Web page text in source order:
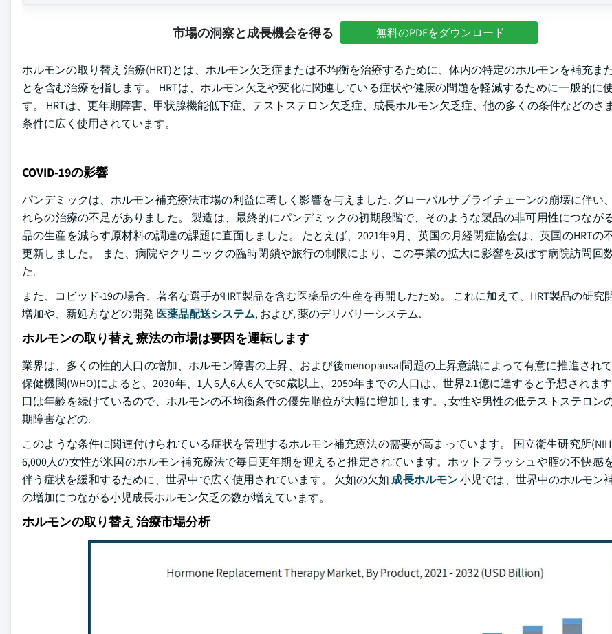
市場の洞察と成長機会を得る 無料のPDFをダウンロード
ホルモンの取り替え 治療(HRT)とは、ホルモン欠乏症または不均衡を治療するために、体内の特定のホルモンを補充ま
とを含む治療を指します。 HRTは、ホルモン欠乏や変化に関連している症状や健康の問題を軽減するために一般的に
す。 HRTは、更年期障害、甲状腺機能低下症、テストステロン欠乏症、成長ホルモン欠乏症、他の多くの条件などのさ
条件に広く使用されています。
COVID-19の影響
パンデミックは、ホルモン補充療法市場の利益に著しく影響を与えました. グローバルサプライチェーンの崩壊に伴い
れらの治療の不足がありました。 製造は、最終的にパンデミックの初期段階で、そのような製品の非可用性につなが
品の生産を減らす原材料の調達の課題に直面しました。 たとえば、2021年9月、英国の月経閉症協会は、英国のHRTの
更新しました。 また、病院やクリニックの臨時閉鎖や旅行の制限により、この事業の拡大に影響を及ぼす病院訪問回
た。
また、コビッド-19の場合、著名な選手がHRT製品を含む医薬品の生産を再開したため。 これに加えて、HRT製品の研究
増加や、新処方などの開発 医薬品配送システム, および, 薬のデリバリーシステム.
ホルモンの取り替え 療法の市場は要因を運転します
業界は、多くの性的人口の増加、ホルモン障害の上昇、および後menopausal問題の上昇意識によって有意に推進され
保健機関(WHO)によると、2030年、1人6人6人6人で60歳以上、2050年までの人口は、世界2.1億に達すると予想されま
口は年齢を続けているので、ホルモンの不均衡条件の優先順位が大幅に増加します。, 女性や男性の低テストステロン
期障害などの.
このような条件に関連付けられている症状を管理するホルモン補充療法の需要が高まっています。 国立衛生研究所
6,000人の女性が米国のホルモン補充療法で毎日更年期を迎えると推定されています。ホットフラッシュや腟の不快感
伴う症状を緩和するために、世界中で広く使用されています。 欠如の欠如成長ホルモン小児では、世界中のホルモン
の増加につながる小児成長ホルモン欠乏の数が増えています。
ホルモンの取り替え 治療市場分析